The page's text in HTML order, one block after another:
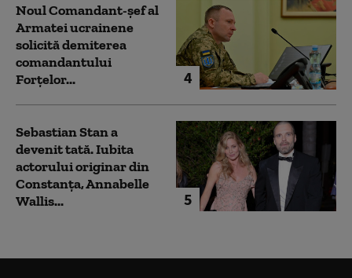
4
Noul Comandant-șef al
Armatei ucrainene
solicită demiterea
comandantului
Forțelor...
5
Sebastian Stan a
devenit tată. Iubita
actorului originar din
Constanța, Annabelle
Wallis...